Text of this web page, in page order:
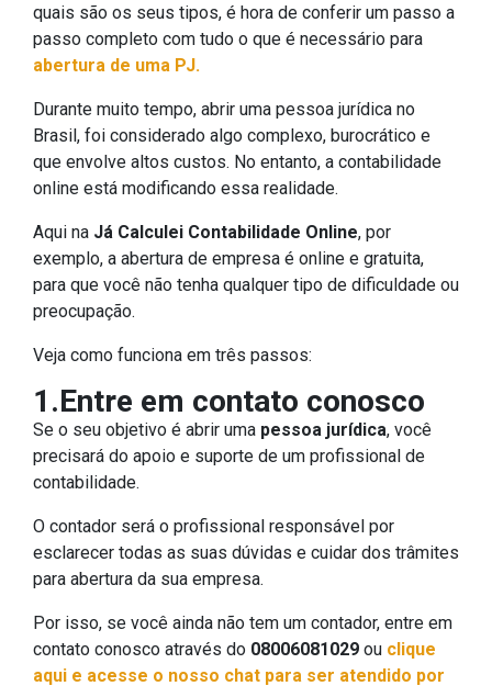
quais são os seus tipos, é hora de conferir um passo a
passo completo com tudo o que é necessário para
abertura de uma PJ.
Durante muito tempo, abrir uma pessoa jurídica no
Brasil, foi considerado algo complexo, burocrático e
que envolve altos custos. No entanto, a contabilidade
online está modificando essa realidade.
Aqui na Já Calculei Contabilidade Online, por
exemplo, a abertura de empresa é online e gratuita,
para que você não tenha qualquer tipo de dificuldade ou
preocupação.
Veja como funciona em três passos:
1.Entre em contato conosco
Se o seu objetivo é abrir uma pessoa jurídica, você
precisará do apoio e suporte de um profissional de
contabilidade.
O contador será o profissional responsável por
esclarecer todas as suas dúvidas e cuidar dos trâmites
para abertura da sua empresa.
Por isso, se você ainda não tem um contador, entre em
contato conosco através do 08006081029 ou clique
aqui e acesse o nosso chat para ser atendido por